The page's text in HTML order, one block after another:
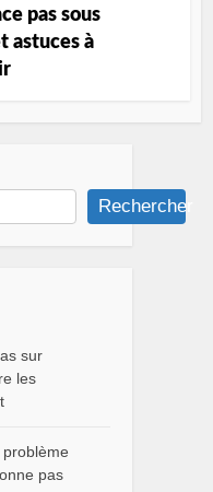
pas sous
astuces à
Rechercher
sur
les
pas